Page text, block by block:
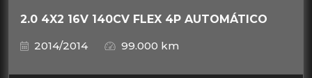
2.0 4X2 16V 140CV FLEX 4P AUTOMÁTICO
2014/2014
99.000 km